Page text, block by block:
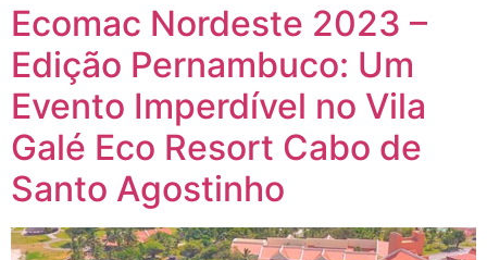
Ecomac Nordeste 2023 –
Edição Pernambuco: Um
Evento Imperdível no Vila
Galé Eco Resort Cabo de
Santo Agostinho